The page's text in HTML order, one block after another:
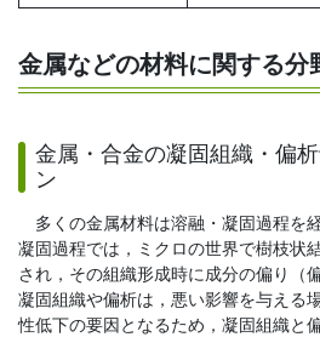
金属などの材料に関する分
金属・合金の凝固組織・偏
ン
多くの金属材料は溶融・凝固過程を
凝固過程では，ミクロの世界で樹枝状
され，その組織形成時に成分の偏り（
凝固組織や偏析は，悪い影響を与える
性低下の要因となるため，凝固組織と